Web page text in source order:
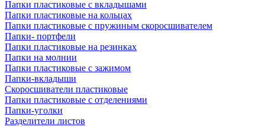
Папки пластиковые с вкладышами
Папки пластиковые на кольцах
Папки пластиковые с пружиным скоросшивателем
Папки- портфели
Папки пластиковые на резинках
Папки на молнии
Папки пластиковые с зажимом
Папки-вкладыши
Скоросшиватели пластиковые
Папки пластиковые с отделениями
Папки-уголки
Разделители листов